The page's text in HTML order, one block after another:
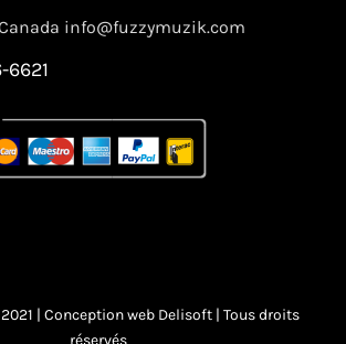
Canada info@fuzzymuzik.com
6621
| Conception web Delisoft | Tous droits
réservés